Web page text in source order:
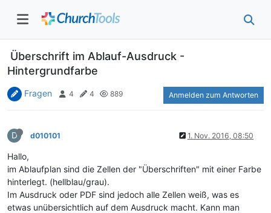
Überschrift im Ablauf-Ausdruck -
Hintergrundfarbe
Fragen 4 4 889 Anmelden zum Antworten
D d010101 1. Nov. 2016, 08:50
Hallo,
im Ablaufplan sind die Zellen der "Überschriften" mit einer Farbe
hinterlegt. (hellblau/grau).
Im Ausdruck oder PDF sind jedoch alle Zellen weiß, was es
etwas unübersichtlich auf dem Ausdruck macht. Kann man